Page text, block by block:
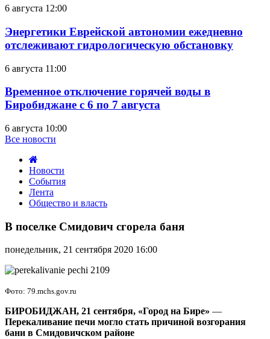
6 августа 12:00
Энергетики Еврейской автономии ежедневно
отслеживают гидрологическую обстановку
6 августа 11:00
Временное отключение горячей воды в
Биробиджане с 6 по 7 августа
6 августа 10:00
Все новости
Новости
События
Лента
Общество и власть
поселке
сгорела
баня
В поселке Смидович сгорела баня
понедельник, 21 сентября 2020 16:00
Фото: 79.mchs.gov.ru
БИРОБИДЖАН, 21 сентября, «Город на Бире» —
Перекаливание печи могло стать причиной возгорания
бани в Смидовичском районе